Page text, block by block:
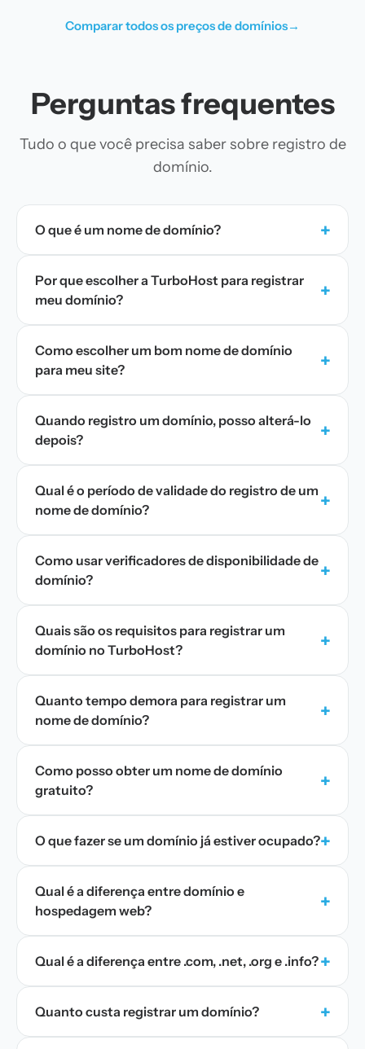
Comparar todos os preços de domínios→
Perguntas frequentes
Tudo o que você precisa saber sobre registro de
domínio.
O que é um nome de domínio? +
Por que escolher a TurboHost para registrar
meu domínio?
+
Como escolher um bom nome de domínio
para meu site?
+
Quando registro um domínio, posso alterá-lo
depois?
+
Qual é o período de validade do registro de um
nome de domínio?
+
Como usar verificadores de disponibilidade de
domínio?
+
Quais são os requisitos para registrar um
domínio no TurboHost?
+
Quanto tempo demora para registrar um
nome de domínio?
+
Como posso obter um nome de domínio
gratuito?
+
O que fazer se um domínio já estiver ocupado?+
Qual é a diferença entre domínio e
hospedagem web?
+
Qual é a diferença entre .com, .net, .org e .info?+
Quanto custa registrar um domínio? +